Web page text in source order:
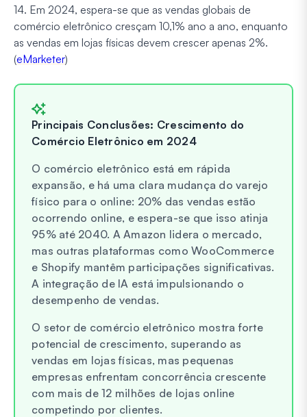
14. Em 2024, espera-se que as vendas globais de
comércio eletrônico cresçam 10,1% ano a ano, enquanto
as vendas em lojas físicas devem crescer apenas 2%.
(eMarketer)
Principais Conclusões: Crescimento do
Comércio Eletrônico em 2024
O comércio eletrônico está em rápida
expansão, e há uma clara mudança do varejo
físico para o online: 20% das vendas estão
ocorrendo online, e espera-se que isso atinja
95% até 2040. A Amazon lidera o mercado,
mas outras plataformas como WooCommerce
e Shopify mantêm participações significativas.
A integração de IA está impulsionando o
desempenho de vendas.
O setor de comércio eletrônico mostra forte
potencial de crescimento, superando as
vendas em lojas físicas, mas pequenas
empresas enfrentam concorrência crescente
com mais de 12 milhões de lojas online
competindo por clientes.